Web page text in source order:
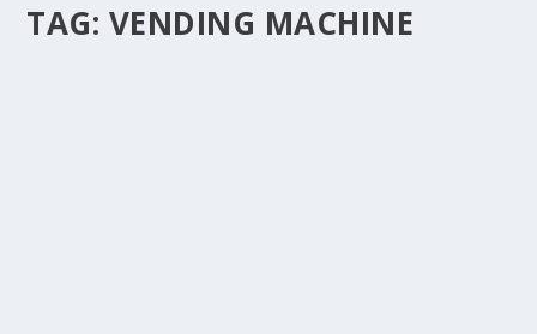
TAG: VENDING MACHINE